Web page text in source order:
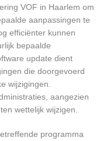
VOF in Haarlem om
aanpassingen te
efficiënter kunnen
bepaalde
update dient
die doorgevoerd
wijzigingen.
aangezien
wettelijk wijzigen.
programma